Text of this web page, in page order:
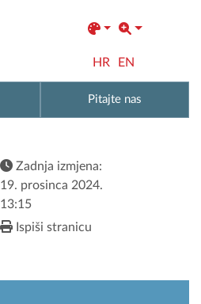
HR EN
Pitajte nas
Zadnja izmjena:
19. prosinca 2024.
13:15
Ispiši stranicu